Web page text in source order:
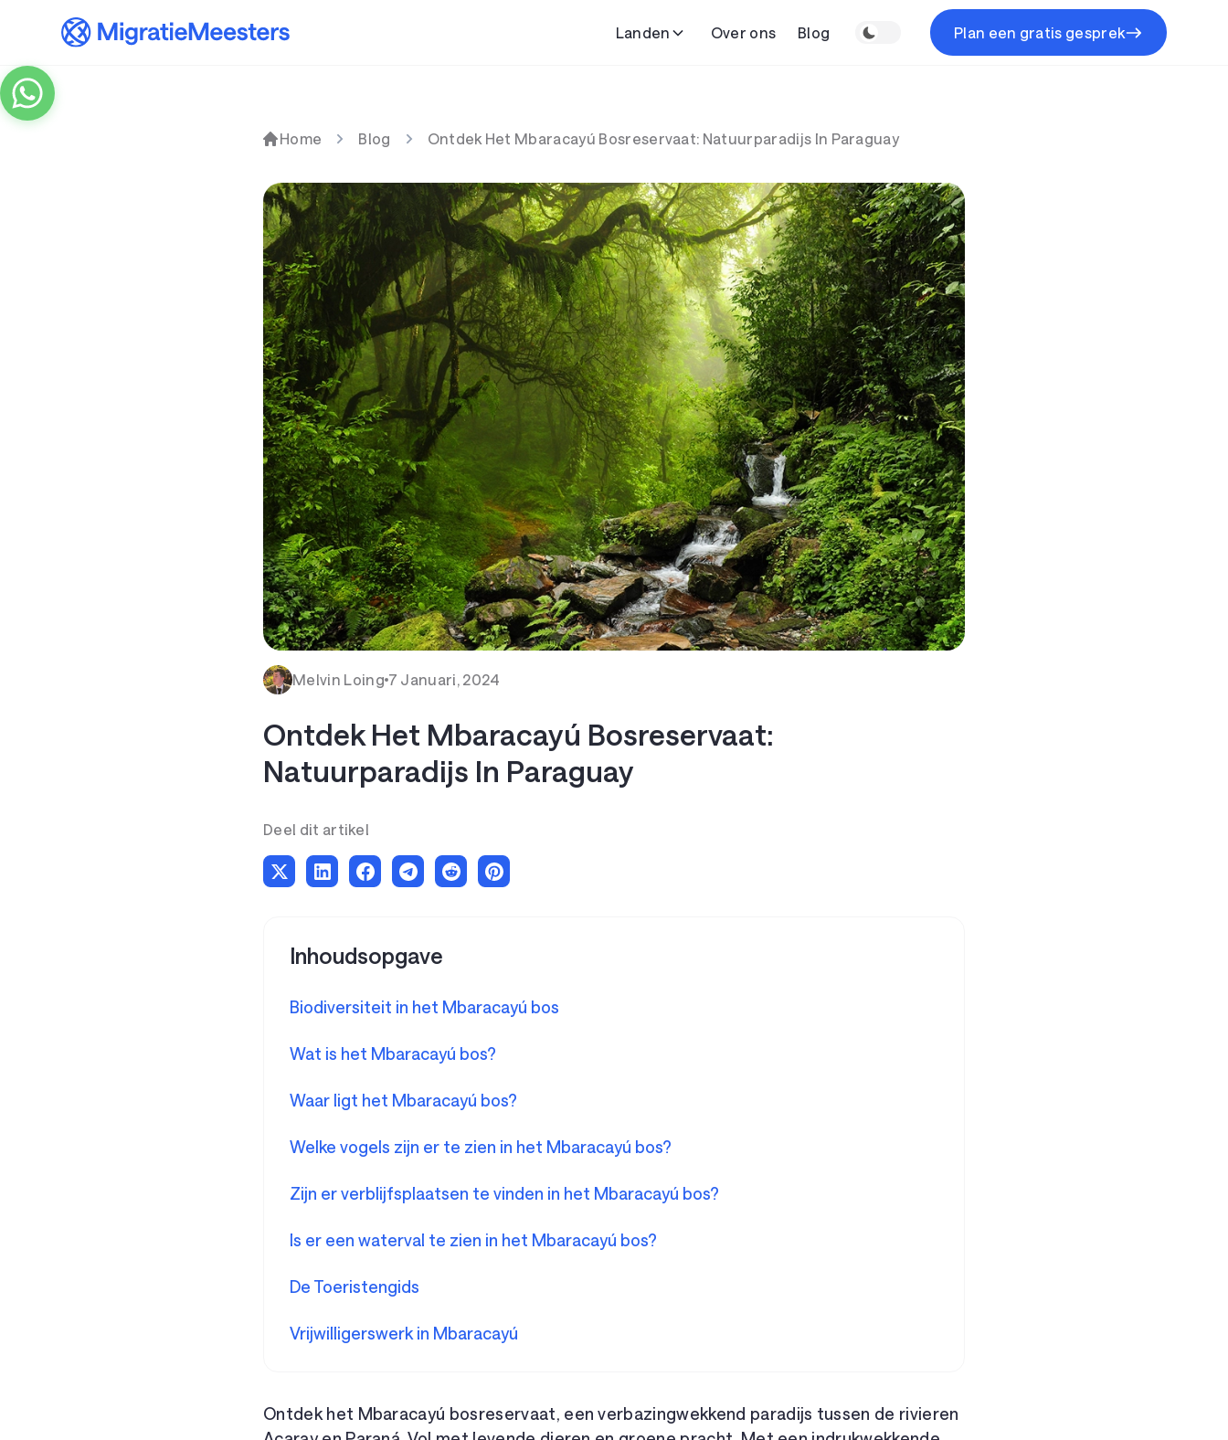
Landen Over ons Blog Plan een gratis gesprek
Home Blog Ontdek Het Mbaracayú Bosreservaat: Natuurparadijs In Paraguay
Melvin Loing 7 Januari, 2024
Ontdek Het Mbaracayú Bosreservaat:
Natuurparadijs In Paraguay
Deel dit artikel
Inhoudsopgave
Biodiversiteit in het Mbaracayú bos
Wat is het Mbaracayú bos?
Waar ligt het Mbaracayú bos?
Welke vogels zijn er te zien in het Mbaracayú bos?
Zijn er verblijfsplaatsen te vinden in het Mbaracayú bos?
Is er een waterval te zien in het Mbaracayú bos?
De Toeristengids
Vrijwilligerswerk in Mbaracayú
Ontdek het Mbaracayú bosreservaat, een verbazingwekkend paradijs tussen de rivieren